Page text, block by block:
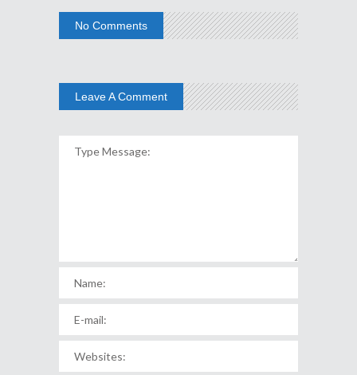
No Comments
Leave A Comment